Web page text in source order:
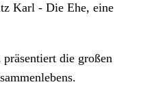
Karl - Die Ehe, eine
die großen